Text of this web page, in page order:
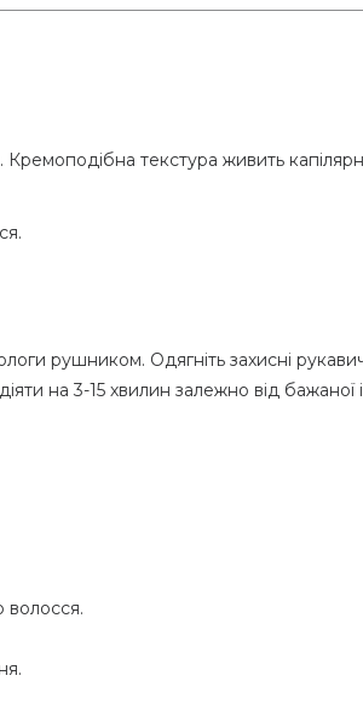
Кремоподібна текстура живить
рушником. Одягніть захисні
на 3-15 хвилин залежно від бажаної
волосся.